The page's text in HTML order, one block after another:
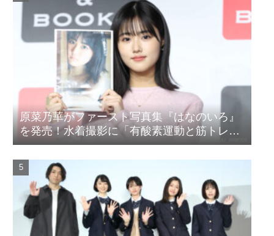
原菜乃華がファースト写真集『はなのいろ』
を発売！水着撮影に「有酸素運動と筋トレを
頑張りました」